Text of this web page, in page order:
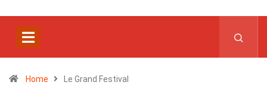
Home Le Grand Festival